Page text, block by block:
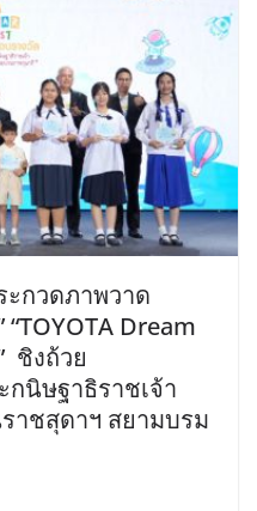
กวดภาพวาด
Dream
ชิงถ้วย
นิษฐาธิราชเจ้า
าชสุดาฯ สยามบรม